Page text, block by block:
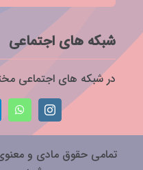
شبکه های اجتماعی
در شبکه های اجتماعی
تمامی حقوق مادی و